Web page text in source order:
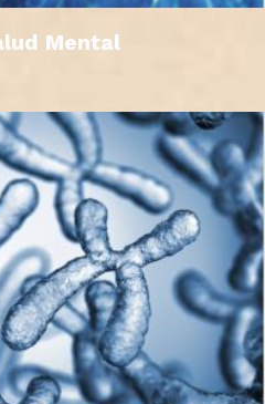
Mental